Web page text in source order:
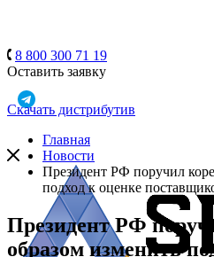
8 800 300 71 19
Оставить заявку
Скачать дистрибутив
Главная
Новости
Президент РФ поручил
подход к оценке
Президент РФ
образом изменить